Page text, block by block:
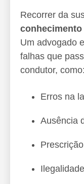
Recorrer da
Um advogado
falhas que
condutor, como:
Erros na
Ausência